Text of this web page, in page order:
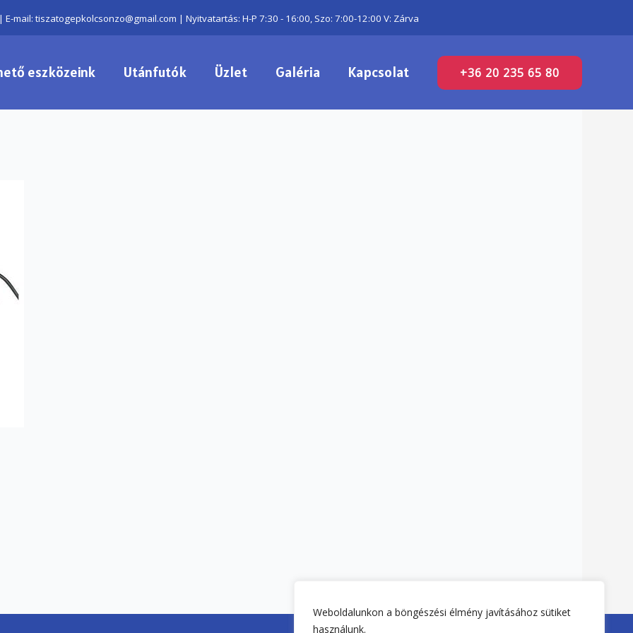
Weboldalunkon a böngészési élmény javításához sütiket
használunk.
| E-mail: tiszatogepkolcsonzo@gmail.com | Nyitvatartás: H-P 7:30 - 16:00, Szo: 7:00-12:00 V: Zárva
eszközeink Utánfutók Üzlet Galéria Kapcsolat +36 20 235 65 80